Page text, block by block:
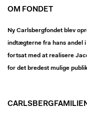
OM FONDET
Ny Carlsbergfondet blev
indtægterne fra hans andel
fortsat med at realisere
for det bredest mulige